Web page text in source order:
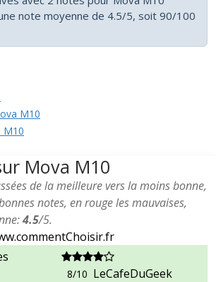
note moyenne de 4.5/5, soit 90/100
M10
M10
Mova M10
de la meilleure vers la moins bonne,
notes, en rouge les mauvaises,
4.5/5.
8/10 LeCafeDuGeek